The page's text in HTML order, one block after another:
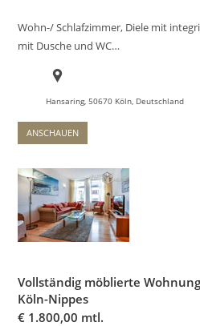
Wohn-/ Schlafzimmer, Diele mit
mit Dusche und WC…
Hansaring, 50670 Köln, Deutschland
ANSCHAUEN
Vollständig möblierte
Köln-Nippes
€ 1.800,00 mtl.